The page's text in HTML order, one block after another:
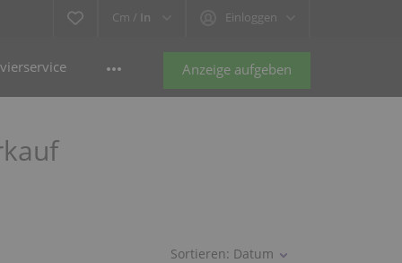
Cm / In Einloggen
Anzeige aufgeben
Sortieren: Datum